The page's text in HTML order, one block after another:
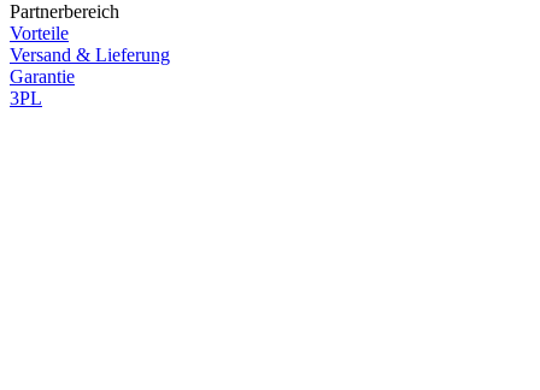
Partnerbereich
Vorteile
Versand & Lieferung
Garantie
3PL